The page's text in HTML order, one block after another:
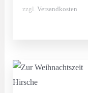
zzgl. Versandkosten